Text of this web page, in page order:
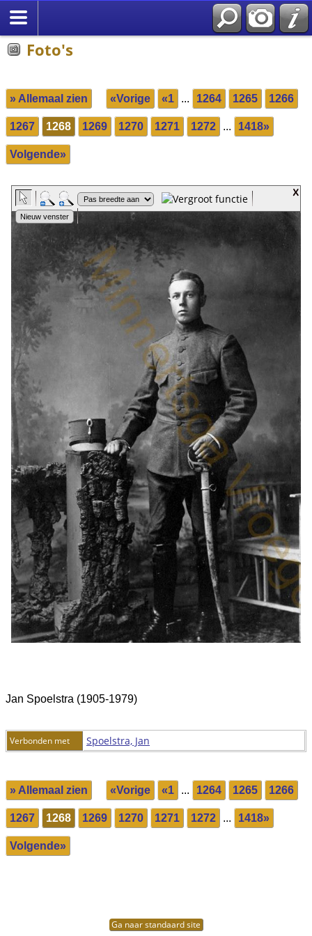
Foto's
» Allemaal zien «Vorige «1 ... 1264 1265 1266
1267 1268 1269 1270 1271 1272 ... 1418»
Volgende»
Jan Spoelstra (1905-1979)
Verbonden met Spoelstra, Jan
» Allemaal zien «Vorige «1 ... 1264 1265 1266
1267 1268 1269 1270 1271 1272 ... 1418»
Volgende»
Ga naar standaard site